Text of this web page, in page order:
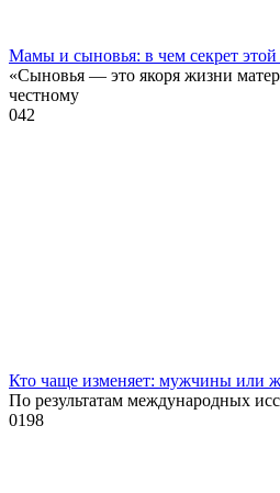
Мамы и сыновья: в чем секрет этой
«Сыновья — это якоря жизни
честному
042
Кто чаще изменяет: мужчины или
По результатам международных
0198